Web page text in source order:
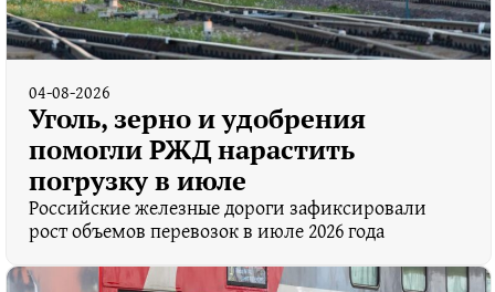
04-08-2026
Уголь, зерно и удобрения
помогли РЖД нарастить
погрузку в июле
Российские железные дороги зафиксировали
рост объемов перевозок в июле 2026 года